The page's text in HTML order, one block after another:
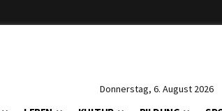
Donnerstag, 6. August 2026